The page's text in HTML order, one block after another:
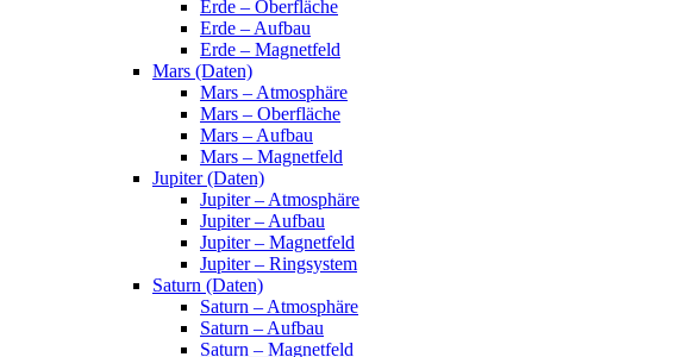
Erde – Oberfläche
Erde – Aufbau
Erde – Magnetfeld
Mars (Daten)
Mars – Atmosphäre
Mars – Oberfläche
Mars – Aufbau
Mars – Magnetfeld
Jupiter (Daten)
Jupiter – Atmosphäre
Jupiter – Aufbau
Jupiter – Magnetfeld
Jupiter – Ringsystem
Saturn (Daten)
Saturn – Atmosphäre
Saturn – Aufbau
Saturn – Magnetfeld